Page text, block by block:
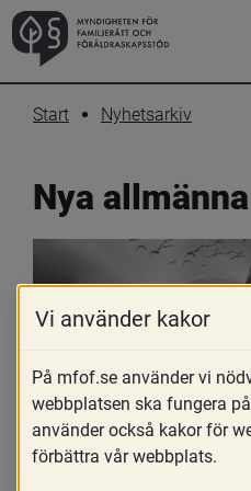
Start Nyhetsarkiv
Nya
Vi använder kakor
På mfof.se använder vi
webbplatsen ska fungera
använder också kakor för
förbättra vår webbplats.